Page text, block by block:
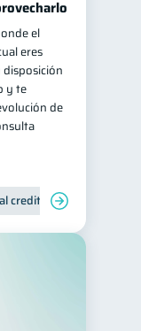
el
eres
y te
de
crediticio